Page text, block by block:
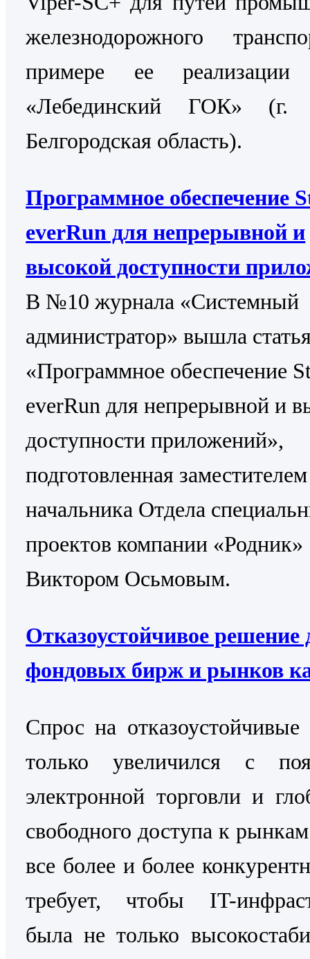
железнодорожного
примере ее
«Лебединский ГОК» (г.
Белгородская область).
Программное обеспечение
everRun для непрерывной и
высокой доступности
В №10 журнала «Системный
администратор» вышла
«Программное обеспечение
everRun для непрерывной и
доступности приложений»,
подготовленная заместителем
начальника Отдела
проектов компании «Родник»
Виктором Осьмовым.
Отказоустойчивое решение
фондовых бирж и рынков
Cпрос на
только увеличился с
электронной торговли и
свободного доступа к
все более и более
требует, чтобы IT-
была не только